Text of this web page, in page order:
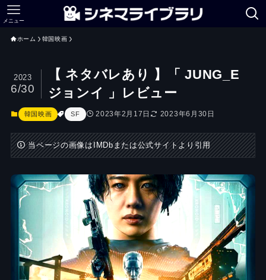
メニュー
ホーム 韓国映画
【 ネタバレあり 】「 JUNG_E
ジョンイ 」レビュー
2023
6/30
韓国映画 SF 2023年2月17日 2023年6月30日
当ページの画像はIMDbまたは公式サイトより引用